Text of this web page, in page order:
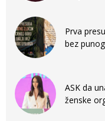
Prva
bez
ASK da
ženske